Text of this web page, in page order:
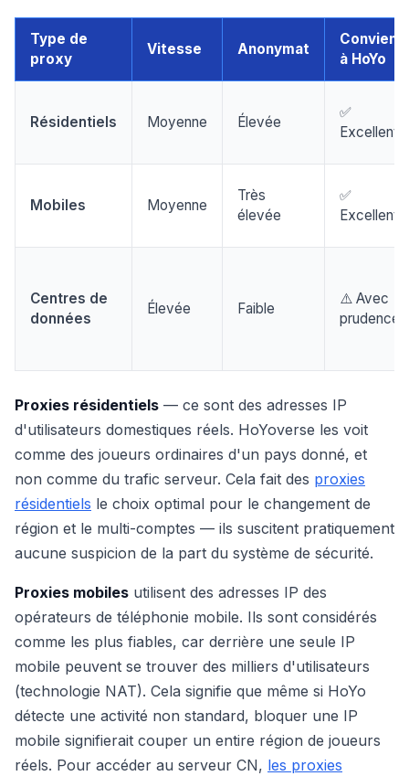
Type de
proxy
Vitesse Anonymat
Convient
à HoYo
Résidentiels Moyenne Élevée
✅
Excellent
Mobiles Moyenne
Très
élevée
✅
Excellent
Centres de
données
Élevée Faible
⚠️ Avec
prudence
Proxies résidentiels — ce sont des adresses IP
d'utilisateurs domestiques réels. HoYoverse les voit
comme des joueurs ordinaires d'un pays donné, et
non comme du trafic serveur. Cela fait des proxies
résidentiels le choix optimal pour le changement de
région et le multi-comptes — ils suscitent pratiquement
aucune suspicion de la part du système de sécurité.
Proxies mobiles utilisent des adresses IP des
opérateurs de téléphonie mobile. Ils sont considérés
comme les plus fiables, car derrière une seule IP
mobile peuvent se trouver des milliers d'utilisateurs
(technologie NAT). Cela signifie que même si HoYo
détecte une activité non standard, bloquer une IP
mobile signifierait couper un entire région de joueurs
réels. Pour accéder au serveur CN, les proxies